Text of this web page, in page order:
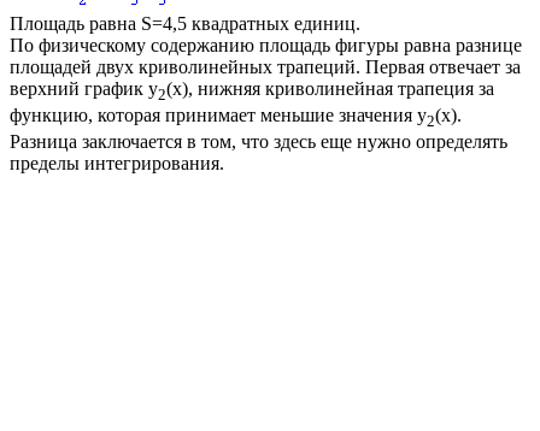
Площадь равна S=4,5 квадратных единиц.
По физическому содержанию площадь фигуры равна разнице
площадей двух криволинейных трапеций. Первая отвечает за
верхний график y2(x), нижняя криволинейная трапеция за
функцию, которая принимает меньшие значения y2(x).
Разница заключается в том, что здесь еще нужно определять
пределы интегрирования.